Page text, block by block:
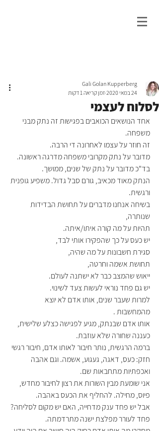
לסלוח לעצמי
Gali Golan Kupperberg
24 במאי 2020
זמן קריאה 1 דקות
אחד הנושאים הכואבים בפגישות זה נתק מבני
משפחה.
זה חוזר על עצמו לאחרונה די הרבה.
מדובר על נתק מקרובי משפחה מדרגה ראשונה.
בד"כ מדובר על נתק של שנים, ממושך.
הנתק מאוד מכאיב, גורם סבל גדול. משפיע גופנית
ורגשית.
בשיחה אנחנו מדברים על תחושת הבדידות
שנותרה,
תהיות על מה קורה איתו/איתה.
יש כעס על כך שהפקירו אותי לבד,
סגירת חשבונות על מה שהיה,
תחושת אשמה וחרטה,
ייאוש שהמצב כבר לא ישתנה לעולם.
יש גם פחד נוראי לעשות צעד לשינוי.
למרות שעבר שנים, אותו אדם לא יוצא
מהמחשבות .
אותו אדם שבנתק, מגיע לפגישה כצלע שלישית,
כעננה שחורה שלא עוזבת.
ברמה הרגשית, נותר חיבור לאותו אדם, חיבור רגשי
חזק: כעס, דאגה, געגוע, אשמה. וגם אהבה
ואכפתיות מתחבאות שם.
אני שומעת מבין השורות את רצון לחיבור מחדש,
פיוס, מחילה. להחליף את הכעס באהבה.
אבל יש פחד ענק מדחייה, האם יש מקום לסליחה?
פחד לעורר מפלצת ישנה מתרדמתה.